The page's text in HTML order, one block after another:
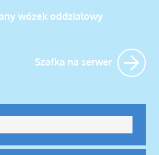
wózek oddziałowy
Szafka na serwer